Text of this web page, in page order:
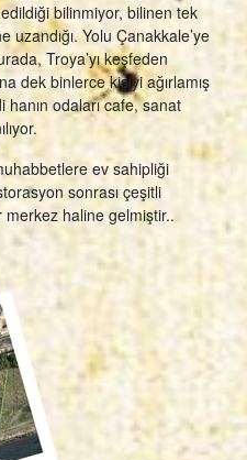
edildiği bilinmiyor, bilinen tek
uzandığı. Yolu Çanakkale’ye
Troya’yı keşfeden
dek binlerce kişiyi ağırlamış
hanın odaları cafe, sanat
ev sahipliği
sonrası çeşitli
merkez haline gelmiştir..